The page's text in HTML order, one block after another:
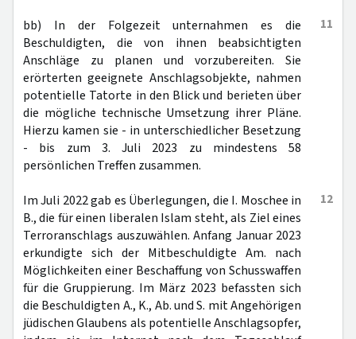
11
bb) In der Folgezeit unternahmen es die
Beschuldigten, die von ihnen beabsichtigten
Anschläge zu planen und vorzubereiten. Sie
erörterten geeignete Anschlagsobjekte, nahmen
potentielle Tatorte in den Blick und berieten über
die mögliche technische Umsetzung ihrer Pläne.
Hierzu kamen sie - in unterschiedlicher Besetzung
- bis zum 3. Juli 2023 zu mindestens 58
persönlichen Treffen zusammen.
12
Im Juli 2022 gab es Überlegungen, die I. Moschee in
B., die für einen liberalen Islam steht, als Ziel eines
Terroranschlags auszuwählen. Anfang Januar 2023
erkundigte sich der Mitbeschuldigte Am. nach
Möglichkeiten einer Beschaffung von Schusswaffen
für die Gruppierung. Im März 2023 befassten sich
die Beschuldigten A., K., Ab. und S. mit Angehörigen
jüdischen Glaubens als potentielle Anschlagsopfer,